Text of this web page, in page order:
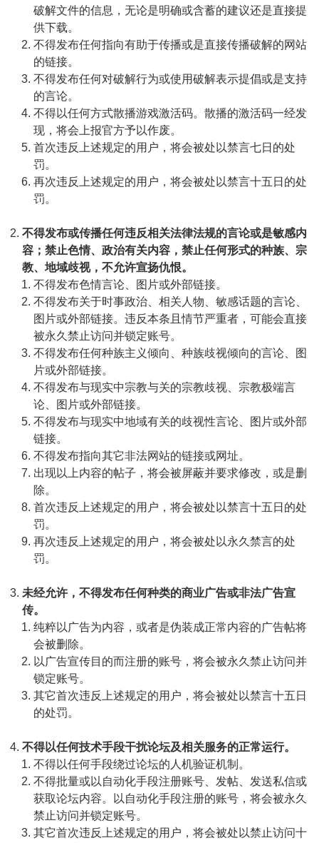
破解文件的信息，无论是明确或含蓄的建议还是直接提
供下载。
不得发布任何指向有助于传播或是直接传播破解的网站
的链接。
不得发布任何对破解行为或使用破解表示提倡或是支持
的言论。
不得以任何方式散播游戏激活码。散播的激活码一经发
现，将会上报官方予以作废。
首次违反上述规定的用户，将会被处以禁言七日的处
罚。
再次违反上述规定的用户，将会被处以禁言十五日的处
罚。
不得发布或传播任何违反相关法律法规的言论或是敏感内
容；禁止色情、政治有关内容，禁止任何形式的种族、宗
教、地域歧视，不允许宣扬仇恨。
不得发布色情言论、图片或外部链接。
不得发布关于时事政治、相关人物、敏感话题的言论、
图片或外部链接。违反本条且情节严重者，可能会直接
被永久禁止访问并锁定账号。
不得发布任何种族主义倾向、种族歧视倾向的言论、图
片或外部链接。
不得发布与现实中宗教与关的宗教歧视、宗教极端言
论、图片或外部链接。
不得发布与现实中地域有关的歧视性言论、图片或外部
链接。
不得发布指向其它非法网站的链接或网址。
出现以上内容的帖子，将会被屏蔽并要求修改，或是删
除。
首次违反上述规定的用户，将会被处以禁言十五日的处
罚。
再次违反上述规定的用户，将会被处以永久禁言的处
罚。
未经允许，不得发布任何种类的商业广告或非法广告宣
传。
纯粹以广告为内容，或者是伪装成正常内容的广告帖将
会被删除。
以广告宣传目的而注册的账号，将会被永久禁止访问并
锁定账号。
其它首次违反上述规定的用户，将会被处以禁言十五日
的处罚。
不得以任何技术手段干扰论坛及相关服务的正常运行。
不得以任何手段绕过论坛的人机验证机制。
不得批量或以自动化手段注册账号、发帖、发送私信或
获取论坛内容。以自动化手段注册的账号，将会被永久
禁止访问并锁定账号。
其它首次违反上述规定的用户，将会被处以禁止访问十